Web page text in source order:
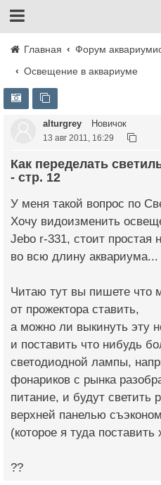
Главная
Форум
Освещение в аквариуме
alturgrey Новичок
13 авг 2011, 16:29
Как переделать светильник и увеличить свет
- стр. 12
У меня такой вопрос по
Хочу видоизменить
Jebo r-331, стоит простая
во всю длину аквариума...
Читаю тут вы пишете что
от прожектора ставить,
а можно ли выкинуть эту
и поставить что нибудь
светодиодной лампы,
фонариков с рынка
питание, и будут светить
верхней панелью
(которое я туда поставить
??